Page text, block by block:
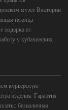
музее Виктории
некогда
подарка от
у кубачинских
курьерскую
изделия. Гарантия
безналичная